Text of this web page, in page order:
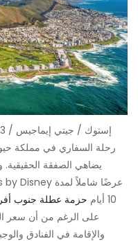
تحقق من رحلة سفاري حقيقية. | Ben1183 / إستوك / جيتي إيماجيس
رحلة السفاري في مملكة
يضاهي الصفقة الحقيقية.
10 أيام
حزمة عطلة جنوب
على الرغم من أن سعر
والإقامة في الفنادق